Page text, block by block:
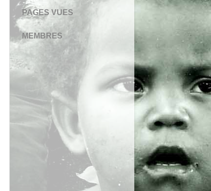
PAGES VUES
MEMBRES